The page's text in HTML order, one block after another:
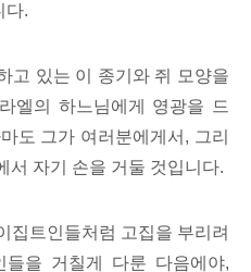
다.
고 있는 이 종기와 쥐 모양을
엘의 하느님에게 영광을 드
도 그가 여러분에게서, 그리
서 자기 손을 거둘 것입니다.
집트인들처럼 고집을 부리려
들을 거칠게 다룬 다음에야,